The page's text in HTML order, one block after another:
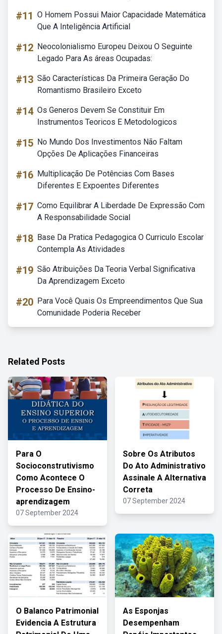
#11 O Homem Possui Maior Capacidade Matemática
Que A Inteligência Artificial
#12 Neocolonialismo Europeu Deixou O Seguinte
Legado Para As áreas Ocupadas:
#13 São Características Da Primeira Geração Do
Romantismo Brasileiro Exceto
#14 Os Generos Devem Se Constituir Em
Instrumentos Teoricos E Metodologicos
#15 No Mundo Dos Investimentos Não Faltam
Opções De Aplicações Financeiras
#16 Multiplicação De Potências Com Bases
Diferentes E Expoentes Diferentes
#17 Como Equilibrar A Liberdade De Expressão Com
A Responsabilidade Social
#18 Base Da Pratica Pedagogica O Curriculo Escolar
Contempla As Atividades
#19 São Atribuições Da Teoria Verbal Significativa
Da Aprendizagem Exceto
#20 Para Você Quais Os Empreendimentos Que Sua
Comunidade Poderia Receber
Related Posts
Para O
Socioconstrutivismo
Como Acontece O
Processo De Ensino-
aprendizagem
07 September 2024
Sobre Os Atributos
Do Ato Administrativo
Assinale A Alternativa
Correta
07 September 2024
O Balanco Patrimonial
Evidencia A Estrutura
As Esponjas
Desempenham